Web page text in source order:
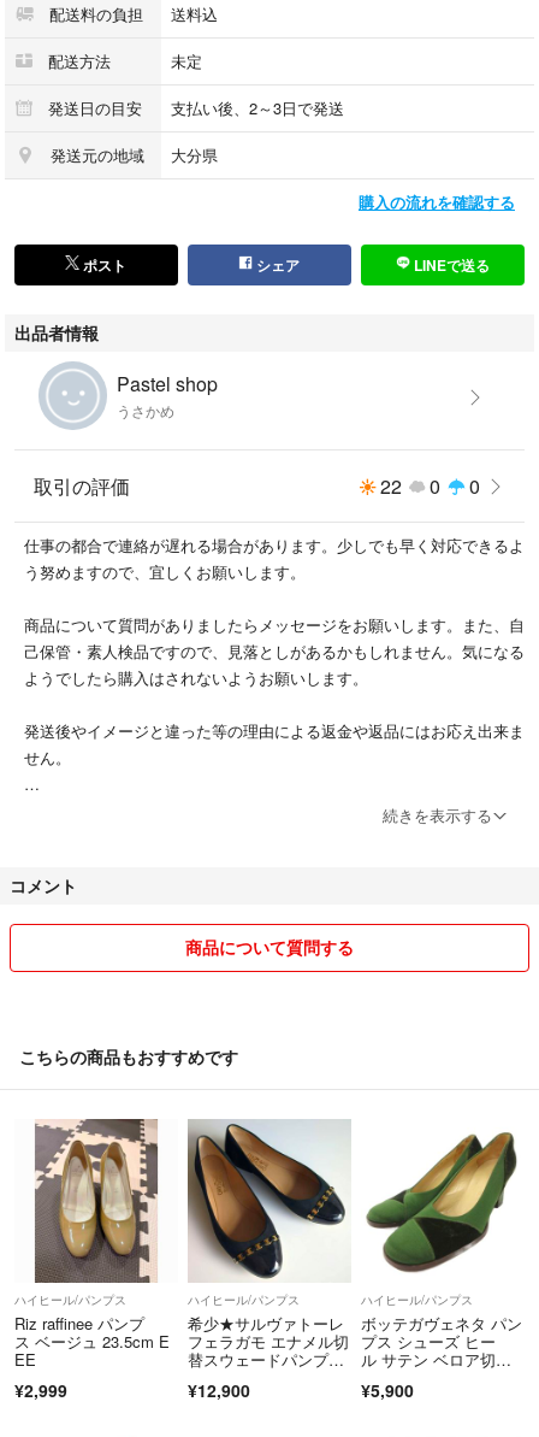
配送料の負担 送料込
配送方法 未定
発送日の目安 支払い後、2～3日で発送
発送元の地域 大分県
購入の流れを確認する
ポスト シェア LINEで送る
出品者情報
Pastel shop
うさかめ
取引の評価 22 0 0
仕事の都合で連絡が遅れる場合があります。少しでも早く対応できるよ
う努めますので、宜しくお願いします。
商品について質問がありましたらメッセージをお願いします。また、自
己保管・素人検品ですので、見落としがあるかもしれません。気になる
ようでしたら購入はされないようお願いします。
発送後やイメージと違った等の理由による返金や返品にはお応え出来ま
せん。
発送後のトラブルは責任を負いかねます。暑さ・寒さによる変形など、
梱包材は再利用したものを使うことがあります。
※未使用・未開封品について
は保証できません。
宜しくお願いします！
続きを表示する
コメント
商品について質問する
こちらの商品もおすすめです
ハイヒール/パンプス
Riz raffinee パンプ
ス ベージュ 23.5cm E
EE
¥2,999
ハイヒール/パンプス
希少★サルヴァトーレ
フェラガモ エナメル切
替スウェードパンプ
¥12,900
ハイヒール/パンプス
ボッテガヴェネタ パン
プス シューズ ヒー
ル サテン ベロア切
¥5,900